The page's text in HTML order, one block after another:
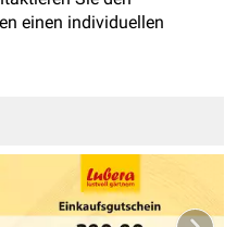
einen individuellen